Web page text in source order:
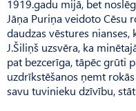
1919.gadu mijā, bet
Jāņa Puriņa veidoto Cēsu
daudzas vēstures
J.Šiliņš uzsvēra, ka
pat bezcerīga, tāpēc grūti
uzdrīkstēšanos ņemt
savu tuvinieku dzīvību,